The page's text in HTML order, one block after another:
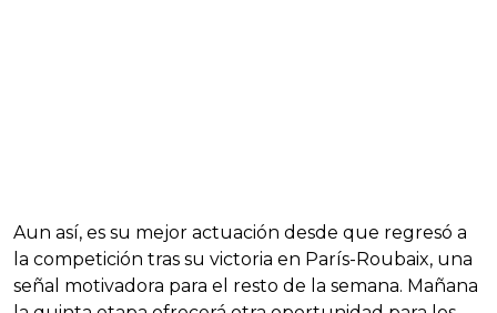
Aun así, es su mejor actuación desde que regresó a
la competición tras su victoria en París-Roubaix, una
señal motivadora para el resto de la semana. Mañana